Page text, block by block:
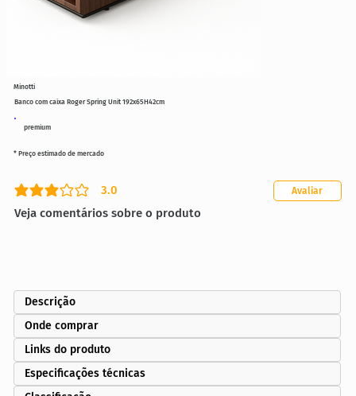
premium
Banco com caixa Roger Spring Unit 192x65H42cm
3.0
classificação média é 3 de 5
Veja comentários sobre o produto
Avaliar
* Preço estimado de mercado
Minotti
Descrição
Onde comprar
Links do produto
Especificações técnicas